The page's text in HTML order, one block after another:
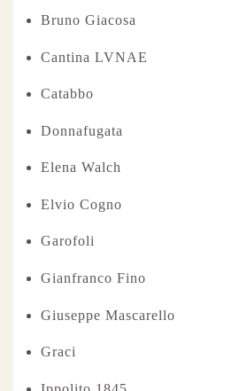
Bruno Giacosa
Cantina LVNAE
Catabbo
Donnafugata
Elena Walch
Elvio Cogno
Garofoli
Gianfranco Fino
Giuseppe Mascarello
Graci